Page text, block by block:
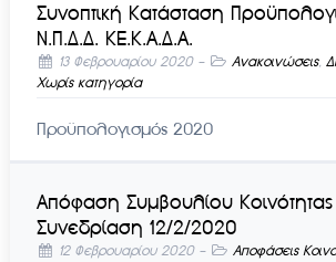
Συνοπτική Κατάσταση
Ν.Π.Δ.Δ. ΚΕ.Κ.Α.Δ.Α.
13 Φεβρουαρίου 2020- Ανακοινώσεις,
Χωρίς κατηγορία
Προϋπολογισμός 2020
Απόφαση Συμβουλίου
Συνεδρίαση 12/2/2020
12 Φεβρουαρίου 2020- Αποφάσεις